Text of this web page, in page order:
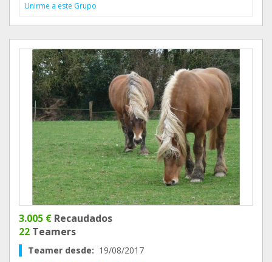
Unirme a este Grupo
3.005 € Recaudados
22 Teamers
Teamer desde: 19/08/2017